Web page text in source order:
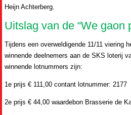
Heijn Achterberg.
Uitslag van de “We gaon
Tijdens een overweldigende 11/11 viering
winnende deelnemers aan de SKS loterij
winnende lotnummers zijn:
1e prijs € 111,00 contant lotnummer: 2177
2e prijs € 44,00 waardebon Brasserie de